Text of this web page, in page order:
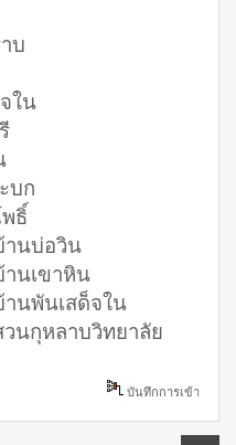
บ
ใน
บก
ธิ์
านบ่อวิน
านเขาหิน
านพันเสด็จใน
วนกุหลาบวิทยาลัย
บันทึกการเข้า